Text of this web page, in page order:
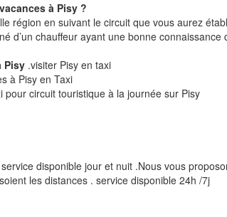
à Pisy ?
région en suivant le circuit que vous aurez
d’un chauffeur ayant une bonne connaissance
Pisy .visiter Pisy en taxi
à Pisy en Taxi
circuit touristique à la journée sur Pisy
service disponible jour et nuit .Nous vous
les distances . service disponible 24h /7j